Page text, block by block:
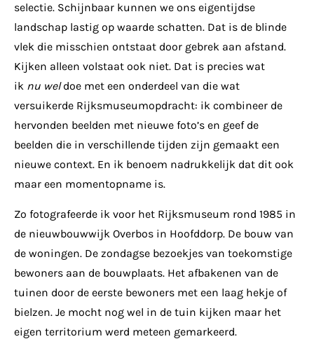
selectie. Schijnbaar kunnen we ons eigentijdse
landschap lastig op waarde schatten. Dat is de blinde
vlek die misschien ontstaat door gebrek aan afstand.
Kijken alleen volstaat ook niet. Dat is precies wat
ik nu weldoe met een onderdeel van die wat
versuikerde Rijksmuseumopdracht: ik combineer de
hervonden beelden met nieuwe foto’s en geef de
beelden die in verschillende tijden zijn gemaakt een
nieuwe context. En ik benoem nadrukkelijk dat dit ook
maar een momentopname is.
Zo fotografeerde ik voor het Rijksmuseum rond 1985 in
de nieuwbouwwijk Overbos in Hoofddorp. De bouw van
de woningen. De zondagse bezoekjes van toekomstige
bewoners aan de bouwplaats. Het afbakenen van de
tuinen door de eerste bewoners met een laag hekje of
bielzen. Je mocht nog wel in de tuin kijken maar het
eigen territorium werd meteen gemarkeerd.